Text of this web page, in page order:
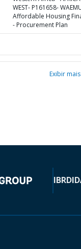
WEST- P161658-
Affordable Housing
- Procurement Plan
Exibir mais
IBRD